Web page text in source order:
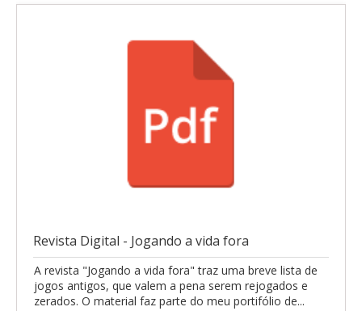
Revista Digital - Jogando a vida fora
A revista "Jogando a vida fora" traz uma breve lista de
jogos antigos, que valem a pena serem rejogados e
zerados. O material faz parte do meu portifólio de...